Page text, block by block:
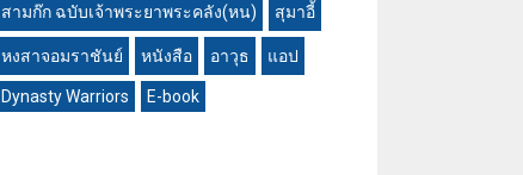
สามก๊ก ฉบับเจ้าพระยาพระคลัง(หน) สุมาอี้
หงสาจอมราชันย์ หนังสือ อาวุธ แอป
Dynasty Warriors E-book